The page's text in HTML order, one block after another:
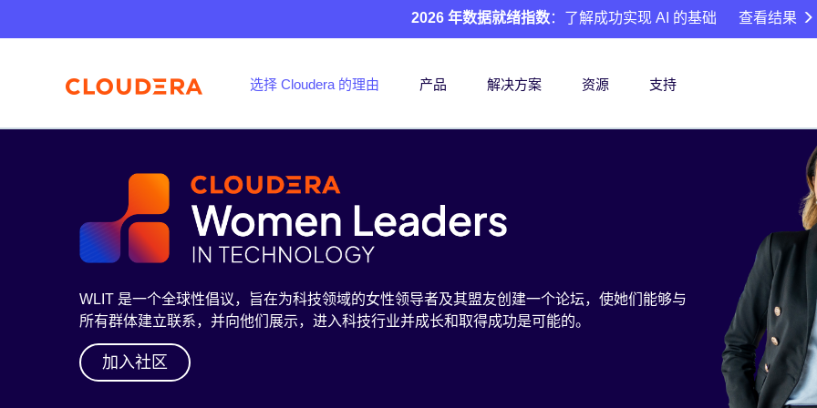
2026 年数据就绪指数：了解成功实现 AI 的基础 查看结果
选择 Cloudera 的理由 产品 解决方案 资源 支持
WLIT 是一个全球性倡议，旨在为科技领域的女性领导者及其盟友创建一个论坛，使她们能够与
所有群体建立联系，并向他们展示，进入科技行业并成长和取得成功是可能的。
加入社区